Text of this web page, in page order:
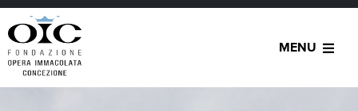
MENU